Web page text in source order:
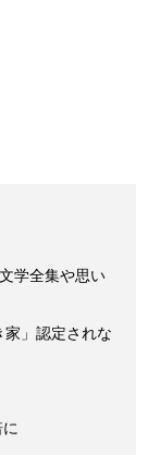
学全集や思い
」認定されな